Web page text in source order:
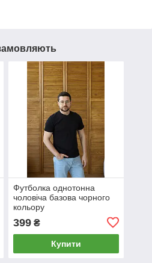
Футболка однотонна
чоловіча базова чорного
кольору
399₴
Купити